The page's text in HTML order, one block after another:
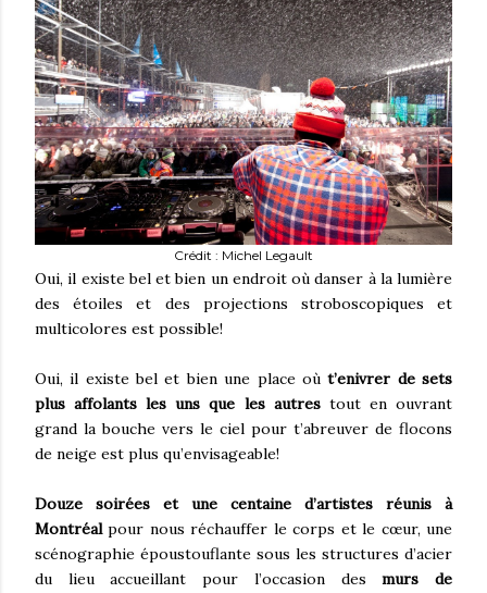
Crédit : Michel Legault
Oui, il existe bel et bien un endroit où danser à la lumière
des étoiles et des projections stroboscopiques et
multicolores est possible!
Oui, il existe bel et bien une place oùt’enivrer de sets
plus affolants les uns que les autrestout en ouvrant
grand la bouche vers le ciel pour t’abreuver de flocons
de neige est plus qu’envisageable!
Douze soirées et une centaine d’artistes réunis à
Montréalpour nous réchauffer le corps et le cœur, une
scénographie époustouflante sous les structures d’acier
du lieu accueillant pour l’occasion desmurs de